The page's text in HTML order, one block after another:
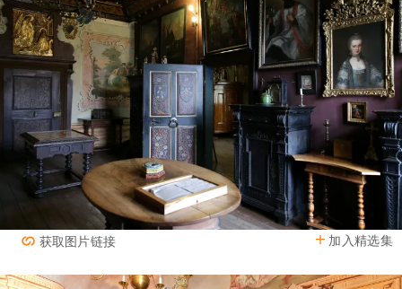
加入精选集
获取图片链接